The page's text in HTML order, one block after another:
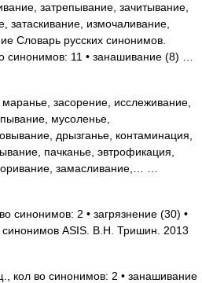
затрепывание, зачитывание,
затаскивание, измочаливание,
Словарь русских синонимов.
синонимов: 11 • занашивание (8) …
засорение, исслеживание,
мусоленье,
дрызганье, контаминация,
пачканье, эвтрофикация,
замасливание,… …
синонимов: 2 • загрязнение (30) •
ASIS. В.Н. Тришин. 2013
кол во синонимов: 2 • занашивание